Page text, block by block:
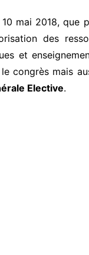
mai 2018, que
des
et
congrès mais
Elective.